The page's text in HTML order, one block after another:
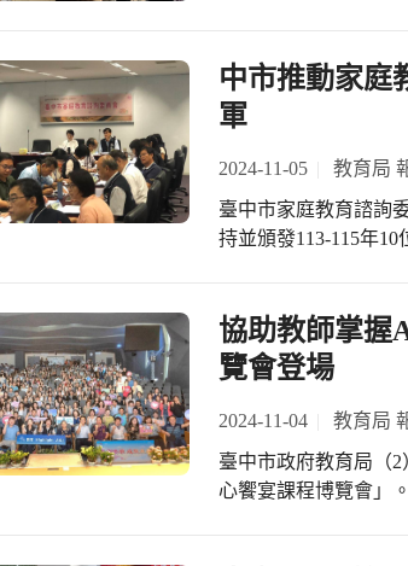
練習，雖然辛苦卻學
的能力，更重要的是
賽洗禮，對未來學習將更有衝勁。 參賽學校的指導老
已累積很多經驗，藉
府教育局積極推廣科
打造本市學子的AI
視科技教育，投入資
教育化、教育AI化」
程八大領域中的國語
度則是以社會領域為
程，並運用於課堂教
除了設立3所STEAM
心，各校組成策略聯
與營隊活動，兼顧教
中市推動家庭
軍
2024-11-05 教育局
臺中市家庭教育諮詢
持並頒發113-115年
市民生活，強化公私
合作網絡，以達成「
教育機構、團體代表
見，新任委員加入後
教育中心加強公私協
子友善商場攜手合作
LaLaport台中及麗寶
協助教師掌握
覽會登場
2024-11-04 教育局
臺中市政府教育局（
心饗宴課程博覽會」